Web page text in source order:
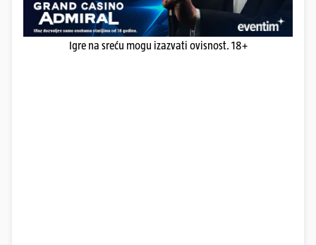
Igre na sreću mogu izazvati ovisnost. 18+